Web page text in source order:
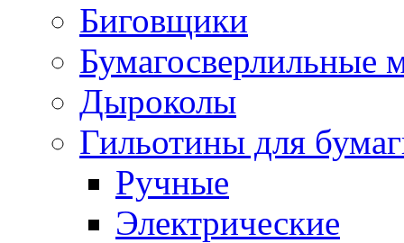
Биговщики
Бумагосверлильные
Дыроколы
Гильотины для
Ручные
Электрические